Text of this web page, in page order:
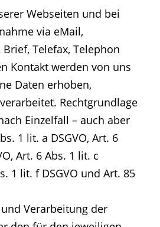
Webseiten und bei
via eMail,
Telefax, Telephon
Kontakt werden von uns
Daten erhoben,
Rechtgrundlage
Einzelfall – auch aber
1 lit. a DSGVO, Art. 6
Art. 6 Abs. 1 lit. c
1 lit. f DSGVO und Art. 85
Verarbeitung der